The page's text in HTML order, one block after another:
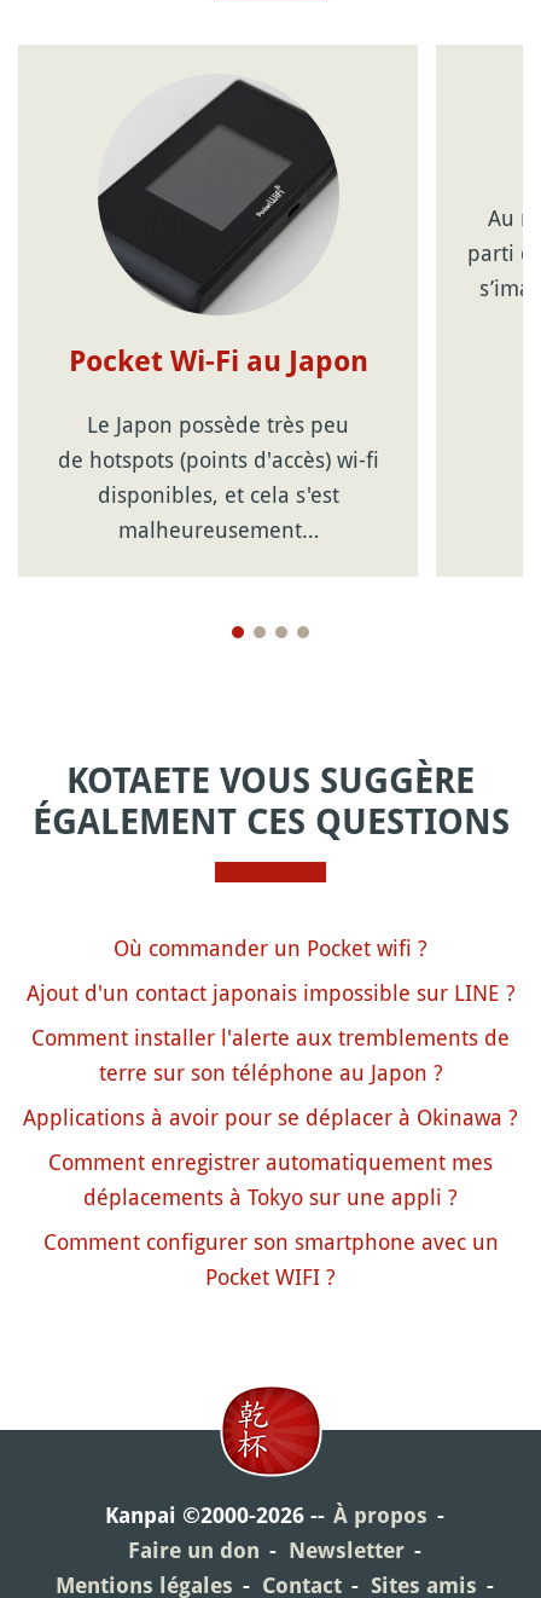
Pocket Wi-Fi au Japon
Le Japon possède très peu
de hotspots (points d'accès) wi-fi
disponibles, et cela s'est
malheureusement…
Au
parti
KOTAETE VOUS SUGGÈRE
ÉGALEMENT CES QUESTIONS
Où commander un Pocket wifi ?
Ajout d'un contact japonais impossible sur LINE ?
Comment installer l'alerte aux tremblements de
terre sur son téléphone au Japon ?
Applications à avoir pour se déplacer à Okinawa ?
Comment enregistrer automatiquement mes
déplacements à Tokyo sur une appli ?
Comment configurer son smartphone avec un
Pocket WIFI ?
Kanpai ©2000-2026
À propos
Faire un don
Newsletter
Mentions légales
Contact Sites amis